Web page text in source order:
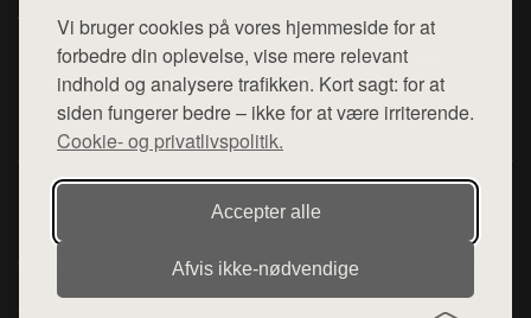
Vi bruger cookies på vores hjemmeside for at
forbedre din oplevelse, vise mere relevant
indhold og analysere trafikken. Kort sagt: for at
siden fungerer bedre – ikke for at være irriterende.
Cookie- og privatlivspolitik.
Accepter alle
Afvis ikke‑nødvendige
Top Rabatter
Blog
Kontakt
Mail: hej@want.dk
Cookie- og privatlivspolitik
Denne side er en del af want.dk, der udgiver en række
hjemmesider med præsentation af forskellige produkter fra
diverse webshops. Der sælges ikke varer fra denne side - vi